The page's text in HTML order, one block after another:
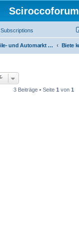
Sciroccoforum
Subscriptions
Teile- und Automarkt (nur mit Subscription - siehe obere Leiste)
3 Beiträge • Seite 1 von 1